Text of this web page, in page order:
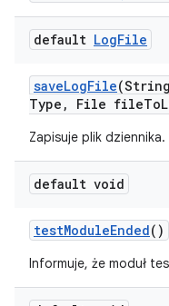
default LogFile
saveLogFile
Type , File fileTo
Zapisuje plik dziennika.
default void
testModuleEnded()
Informuje, że moduł